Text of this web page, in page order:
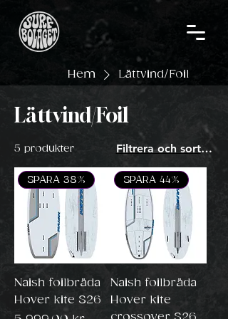
Hem Lättvind/Foil
Lättvind/Foil
5 produkter Filtrera och sortera
SPARA 38%
Naish foilbräda
Hover kite S26
SPARA 44%
Naish foilbräda
Hover kite